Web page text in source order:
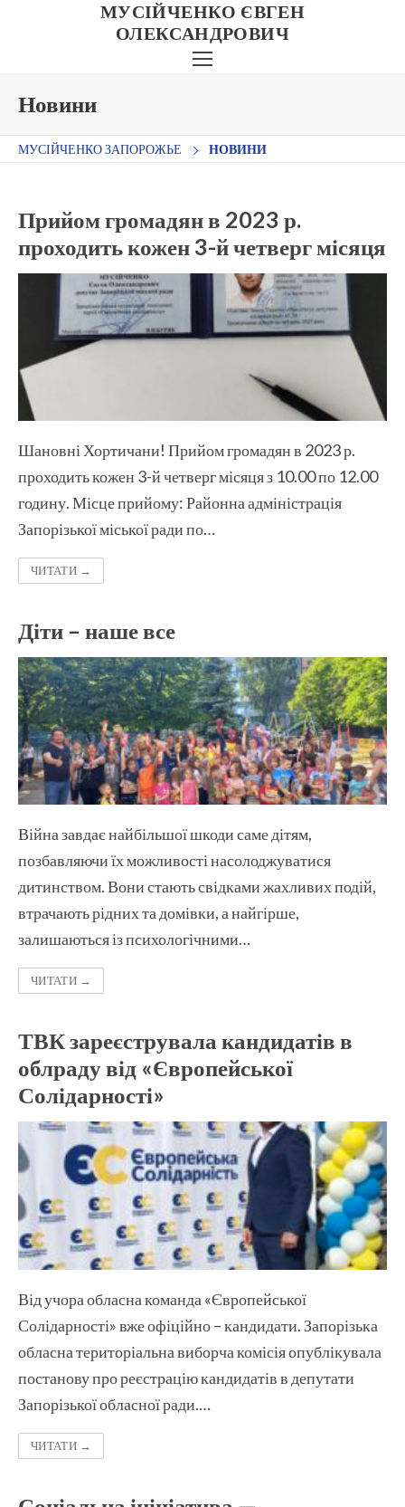
МУСІЙЧЕНКО ЄВГЕН
ОЛЕКСАНДРОВИЧ
Автобіографія
Медіа
Новини
Контакти
Новини
МУСІЙЧЕНКО ЗАПОРОЖЬЕ НОВИНИ
Прийом громадян в 2023 р.
проходить кожен 3-й четверг місяця
Шановні Хортичани! Прийом громадян в 2023 р.
проходить кожен 3-й четверг місяця з 10.00 по 12.00
годину. Місце прийому: Районна адміністрація
Запорізької міської ради по…
ЧИТАТИ →
Діти – наше все
Війна завдає найбільшої шкоди саме дітям,
позбавляючи їх можливості насолоджуватися
дитинством. Вони стають свідками жахливих подій,
втрачають рідних та домівки, а найгірше,
залишаються із психологічними…
ЧИТАТИ →
ТВК зареєструвала кандидатів в
облраду від «Європейської
Солідарності»
Від учора обласна команда «Європейської
Солідарності» вже офіційно – кандидати. Запорізька
обласна територіальна виборча комісія опублікувала
постанову про реєстрацію кандидатів в депутати
Запорізької обласної ради.…
ЧИТАТИ →